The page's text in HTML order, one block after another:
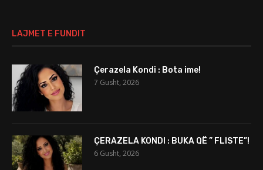
LAJMET E FUNDIT
Çerazela Kondi : Bota ime!
7 Gusht, 2026
ÇERAZELA KONDI : BUKA QË ” FLISTE”!
6 Gusht, 2026